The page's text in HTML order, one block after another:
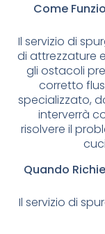
Come
Il servizio di
di attrezzature
gli ostacoli
corretto
specializzato,
interverrà
risolvere il
Quando
Il servizio di